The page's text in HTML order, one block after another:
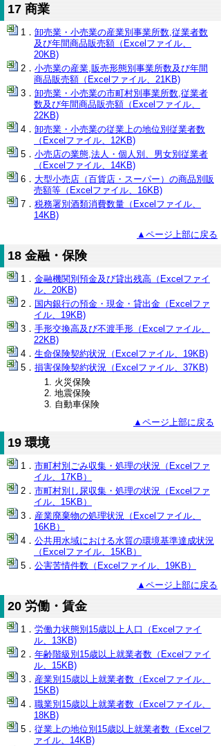
17 商業
卸売業・小売業の産業別事業所数,従業者数
及び年間商品販売額（Excelファイル、
20KB)
小売業の産業,販売形態別事業所数及び年間
商品販売額（Excelファイル、21KB)
卸売業・小売業の市町村別事業所数,従業者
数及び年間商品販売額（Excelファイル、
22KB)
卸売業・小売業の従業上の地位別従業者数
（Excelファイル、12KB)
小売店の業態,法人・個人別、男女別従業者
（Excelファイル、14KB)
大型小売店（百貨店・スーパー）の商品別販
売額等（Excelファイル、16KB)
税務署別酒類消費数量（Excelファイル、
14KB)
▲ページ上部に戻る
18 金融・保険
金融機関別預金及び貸出残高（Excelファイ
ル、20KB)
国内銀行の預金・現金・貸出金（Excelファ
イル、19KB)
手形交換高及び不渡手形（Excelファイル、
22KB)
生命保険契約状況（Excelファイル、19KB)
損害保険契約状況（Excelファイル、37KB)
火災保険
地震保険
自動車保険
▲ページ上部に戻る
19 環境
市町村別ごみ収集・処理の状況（Excelファ
イル、17KB）
市町村別し尿収集・処理の状況（Excelファ
イル、15KB）
産業廃棄物の処理状況（Excelファイル、
16KB）
公共用水域における水質の環境基準達成状況
（Excelファイル、15KB）
公害苦情件数（Excelファイル、19KB）
▲ページ上部に戻る
20 労働・賃金
労働力状態別15歳以上人口（Excelファイ
ル、13KB)
年齢階級別15歳以上就業者数（Excelファイ
ル、15KB)
産業別15歳以上就業者数（Excelファイル、
15KB)
職業別15歳以上就業者数（Excelファイル、
18KB)
従業上の地位別15歳以上就業者数（Excelフ
ァイル、14KB)